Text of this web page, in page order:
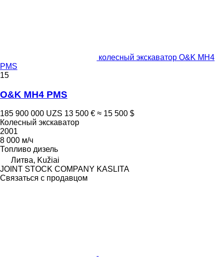
колесный экскаватор O&K MH4
PMS
15
O&K MH4 PMS
185 900 000 UZS 13 500 € ≈ 15 500 $
Колесный экскаватор
2001
8 000 м/ч
Топливо дизель
Литва, Kužiai
JOINT STOCK COMPANY KASLITA
Связаться с продавцом